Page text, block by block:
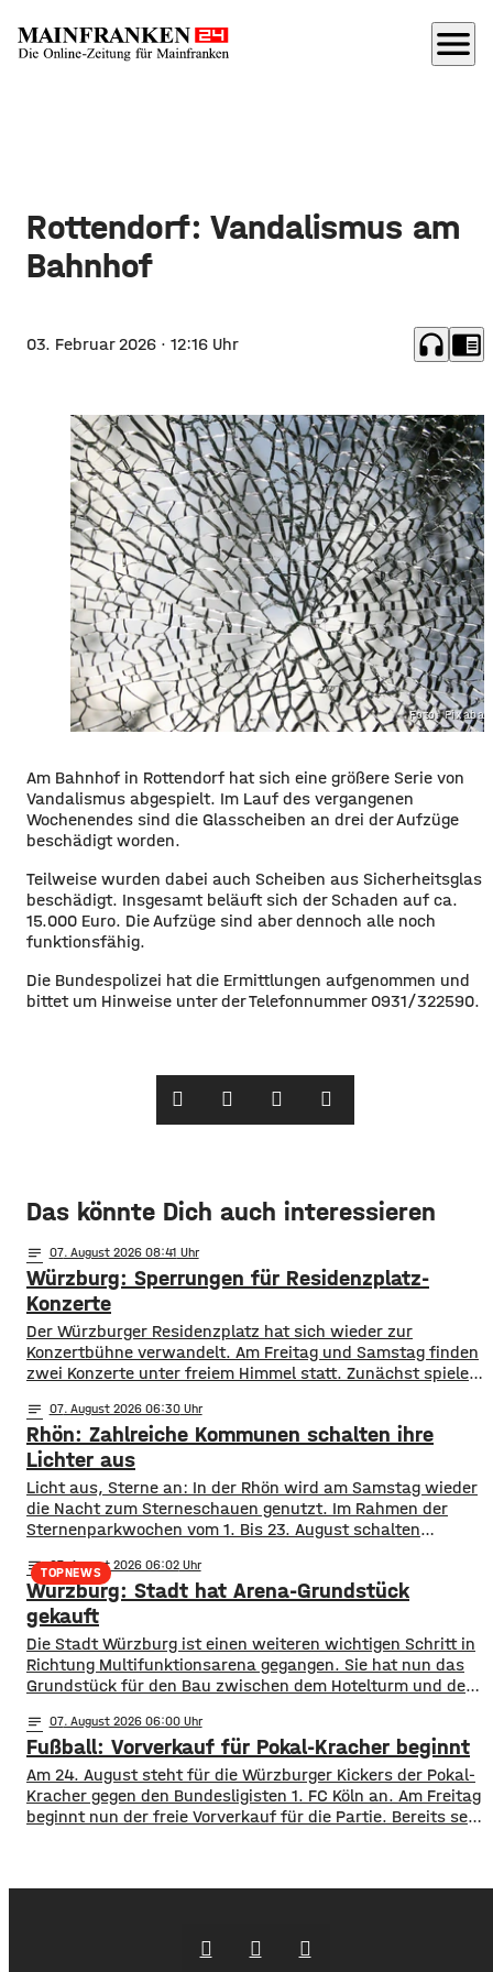
menu
Rottendorf: Vandalismus am
Bahnhof
03. Februar 2026 · 12:16 Uhr headphones chrome_reader_mode
Foto:
Am Bahnhof in Rottendorf hat sich eine größere Serie von
Vandalismus abgespielt. Im Lauf des vergangenen
Wochenendes sind die Glasscheiben an drei der Aufzüge
beschädigt worden.
Teilweise wurden dabei auch Scheiben aus Sicherheitsglas
beschädigt. Insgesamt beläuft sich der Schaden auf ca.
15.000 Euro. Die Aufzüge sind aber dennoch alle noch
funktionsfähig.
Die Bundespolizei hat die Ermittlungen aufgenommen und
bittet um Hinweise unter der Telefonnummer 0931/322590.
Das könnte Dich auch interessieren
notes 07. August 2026 08:41
Würzburg: Sperrungen für Residenzplatz-
Konzerte
Der Würzburger Residenzplatz hat sich wieder zur
Konzertbühne verwandelt. Am Freitag und Samstag finden
zwei Konzerte unter freiem Himmel statt. Zunächst spielen
Samstag ist dann das Konzert des Duos Fast Boy. Das
Konzert von Roy Bianco und den Abbrunzati Boys ist
ausverkauft, rund 16.000 Menschen werden
notes 07. August 2026 06:30
Rhön: Zahlreiche Kommunen schalten ihre
Lichter aus
Licht aus, Sterne an: In der Rhön wird am Samstag wieder
die Nacht zum Sterneschauen genutzt. Im Rahmen der
Sternenparkwochen vom 1. Bis 23. August schalten
Grabfeld und Bad Kissingen ihre öffentliche Beleuchtung
teilweise oder komplett ab. Mit dabei sind unter anderem
Bad Neustadt, Hammelburg, Fladungen, Oberelsbach und
Wildflecken. Ziel ist
TOPNEWS
notes 07. August 2026 06:02
Würzburg: Stadt hat Arena-Grundstück
gekauft
Die Stadt Würzburg ist einen weiteren wichtigen Schritt in
Richtung Multifunktionsarena gegangen. Sie hat nun das
Grundstück für den Bau zwischen dem Hotelturm und den
bei Instagram mitgeteilt hat, ist der Vertrag
unterschrieben. In Anlehnung an den berühmten Satz nach
der ersten Mondlandung sagt Heilig, es sei für ihn
notes 07. August 2026 06:00
Fußball: Vorverkauf für Pokal-Kracher beginnt
Am 24. August steht für die Würzburger Kickers der Pokal-
Kracher gegen den Bundesligisten 1. FC Köln an. Am Freitag
beginnt nun der freie Vorverkauf für die Partie. Bereits seit